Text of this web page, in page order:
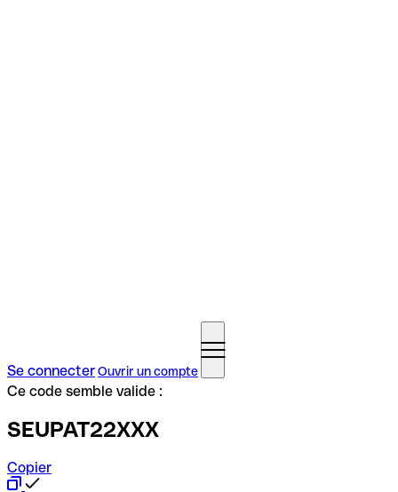
Se connecterOuvrir un compte
Ce code semble valide :
SEUPAT22XXX
Copier